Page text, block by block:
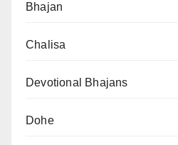
Bhajan
Chalisa
Devotional Bhajans
Dohe